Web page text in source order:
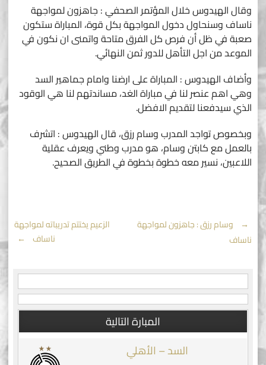
وقال الهيدوس خلال المؤتمر الصحفي : جاهزون لمواجهة
ناساف وسنحاول دخول المواجهة بكل قوة، المباراة ستكون
صعبة في ظل أن فرص كل الفرق متاحة واتمنى ان نكون في
الموعد من اجل التأهل للدور ثمن النهائي.
وأضاف الهيدوس : المباراة على ارضنا وامام جماهير السد
وهي اهم عنصر لنا في مباراة الغد، مساندتهم لنا هي الوقود
الذي سيدفعنا لتقديم الافضل.
وبخصوص تواجد المدرب وسام رزق، قال الهيدوس : اتشرف
بالعمل مع كابتن وسام، هو مدرب وطني ويعرف عقلية
اللاعبين، نسير معه خطوة بخطوة في الطريق الصحيح.
Post
navigation
←
وسام رزق : جاهزون لمواجهة
ناساف
الزعيم يختتم تدريباته لمواجهة
ناساف →
المبارة التالية
السد – الأهلي